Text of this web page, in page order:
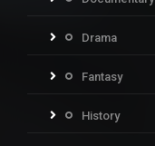
Drama
Fantasy
History